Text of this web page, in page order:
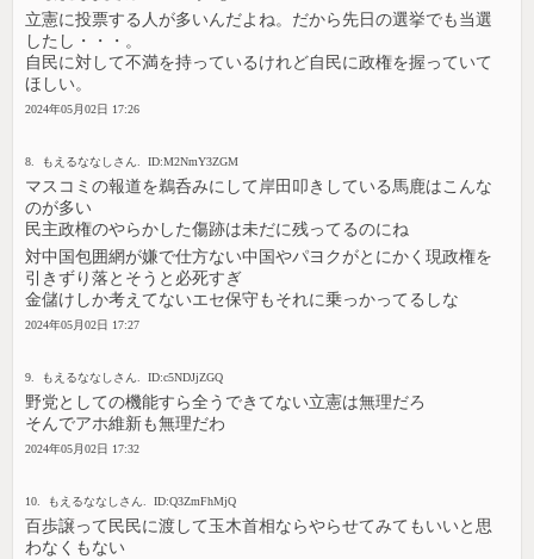
立憲に投票する人が多いんだよね。だから先日の選挙でも当選
したし・・・。
自民に対して不満を持っているけれど自民に政権を握っていて
ほしい。
2024年05月02日 17:26
8. もえるななしさん. ID:M2NmY3ZGM
マスコミの報道を鵜呑みにして岸田叩きしている馬鹿はこんな
のが多い
民主政権のやらかした傷跡は未だに残ってるのにね
対中国包囲網が嫌で仕方ない中国やパヨクがとにかく現政権を
引きずり落とそうと必死すぎ
金儲けしか考えてないエセ保守もそれに乗っかってるしな
2024年05月02日 17:27
9. もえるななしさん. ID:c5NDJjZGQ
野党としての機能すら全うできてない立憲は無理だろ
そんでアホ維新も無理だわ
2024年05月02日 17:32
10. もえるななしさん. ID:Q3ZmFhMjQ
百歩譲って民民に渡して玉木首相ならやらせてみてもいいと思
わなくもない